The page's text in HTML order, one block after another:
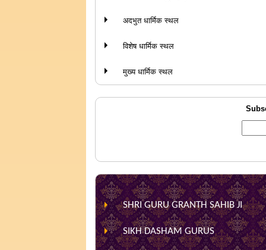
अदभुत धार्मिक स्थल
विशेष धार्मिक स्थल
मुख्य धार्मिक स्थल
SHRI GURU GRANTH SAHIB JI
SIKH DASHAM GURUS